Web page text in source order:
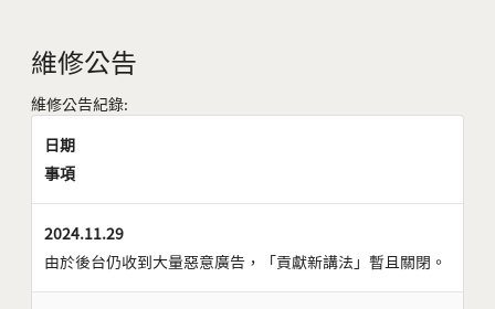
維修公告
維修公告紀錄:
日期
事項
2024.11.29
由於後台仍收到大量惡意廣告，「貢獻新講法」暫且關閉。